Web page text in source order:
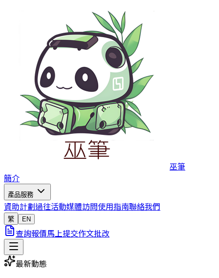
巫筆
簡介
產品服務
資助計劃過往活動媒體訪問使用指南聯絡我們
繁 EN
查詢報價馬上提交作文批改
最新動態